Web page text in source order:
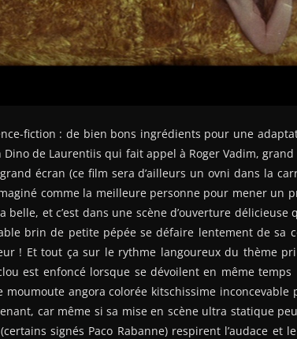
fiction : de bien bons ingrédients pour une
de Laurentiis qui fait appel à Roger Vadim,
écran (ce film sera d’ailleurs un ovni dans la
comme la meilleure personne pour mener un
belle, et c’est dans une scène d’ouverture délicieuse
brin de petite pépée se défaire lentement de sa
! Et tout ça sur le rythme langoureux du thème
est enfoncé lorsque se dévoilent en même
moumoute angora colorée kitschissime inconcevable
car même si sa mise en scène ultra statique
signés Paco Rabanne) respirent l’audace et